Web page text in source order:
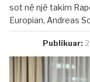
sot në një takim
Europian, Andreas
Publikuar: